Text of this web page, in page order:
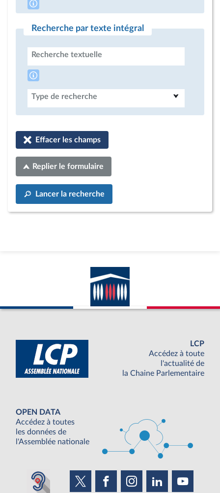
Recherche par texte intégral
Recherche textuelle
Type de recherche
Effacer les champs
Replier le formulaire
Lancer la recherche
LCP
Accédez à toute
l'actualité de
la Chaine Parlementaire
OPEN DATA
Accédez à toutes
les données de
l'Assemblée nationale